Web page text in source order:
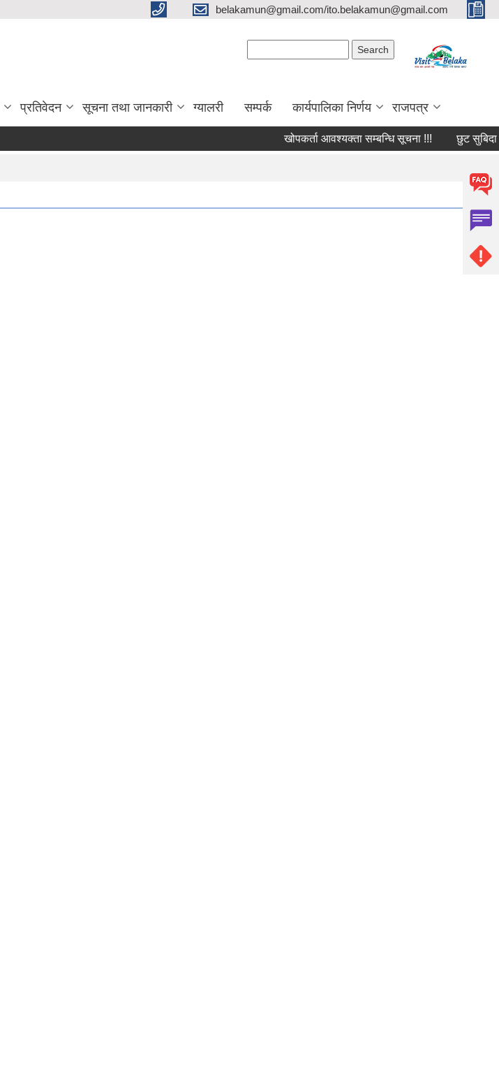
belakamun@gmail.com/ito.belakamun@gmail.com
प्रतिवेदन सूचना तथा जानकारी ग्यालरी सम्पर्क कार्यपालिका निर्णय राजपत्र
खोपकर्ता आवश्यक्ता सम्बन्धि सूचना !!! छुट सुबिदा सम्बन्धि